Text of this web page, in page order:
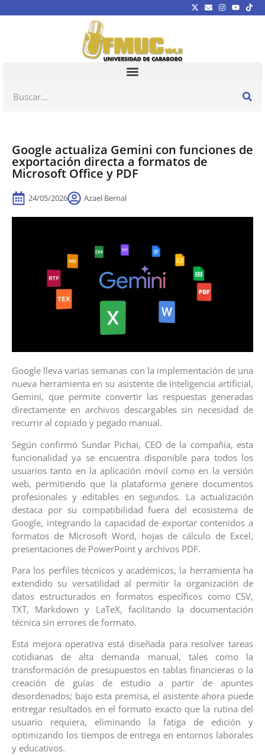
Google actualiza Gemini con funciones de
exportación directa a formatos de
Microsoft Office y PDF
24/05/2026 Azael Bernal
Google lleva varias semanas con la implementación de una
nueva herramienta en su asistente de inteligencia artificial,
Gemini, que permite convertir las respuestas generadas
directamente en archivos descargables sin necesidad de
recurrir al copiado y pegado manual.
Según confirmó Sundar Pichai, CEO de la compañía, esta
funcionalidad ya se encuentra disponible para todos los
usuarios tanto en la aplicación móvil como en la versión
web, permitiendo que la plataforma genere documentos
profesionales y editables en segundos. La actualización
destaca por su compatibilidad fuera del ecosistema de
Google, integrando la capacidad de exportar contenidos a
formatos de Microsoft Word, hojas de cálculo de Excel,
presentaciones de PowerPoint y archivos PDF.
Para los perfiles técnicos y académicos, la herramienta ha
extendido su versatilidad al permitir la organización de
datos estructurados en formatos específicos como CSV,
TXT, Markdown y LaTeX, facilitando la documentación
técnica sin errores de formato.
Esta mejora operativa está diseñada para resolver tareas
cotidianas de alta demanda manual, tales como la
transformación de presupuestos en tablas financieras o la
creación de guías de estudio a partir de apuntes
desordenados; bajo esta premisa, el asistente ahora puede
entregar resultados en el formato exacto que la rutina del
usuario requiera, eliminando la fatiga de edición y
optimizando los tiempos de entrega en entornos laborales
y educativos.